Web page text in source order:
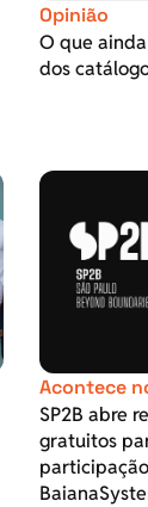
Opinião
O que
dos
Acontece
SP2B abre
gratuitos